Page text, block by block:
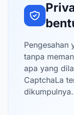
Pengesahan
tanpa
apa yang
CaptchaLa
dikumpulnya.